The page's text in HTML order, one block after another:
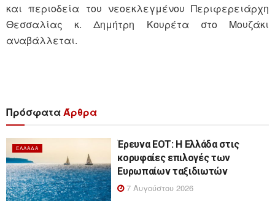
και περιοδεία του νεοεκλεγμένου Περιφερειάρχη
Θεσσαλίας κ. Δημήτρη Κουρέτα στο Μουζάκι
αναβάλλεται.
ΠρόσφαταΆρθρα
ΕΛΛΆΔΑ
Έρευνα ΕΟΤ: Η Ελλάδα στις
κορυφαίες επιλογές των
Ευρωπαίων ταξιδιωτών
7 Αυγούστου 2026